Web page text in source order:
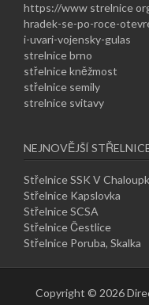
https://www strelnice
hradek-se-po-roce-
i-uvari-vojensky-gulas
strelnice brno
střelnice kněžmost
střelnice semily
strelnice svitavy
NEJNOVĚJŠÍ
Střelnice SSK V
Střelnice Kapslovka
Střelnice SCSA
Střelnice Čestlice
Střelnice Poruba, Skalka
Copyright © 2026